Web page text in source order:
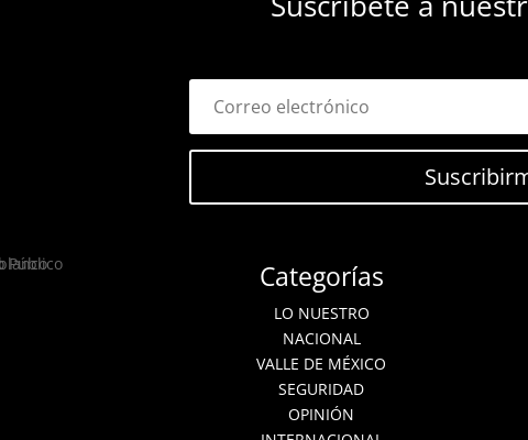
Categorías
LO NUESTRO
NACIONAL
VALLE DE MÉXICO
SEGURIDAD
OPINIÓN